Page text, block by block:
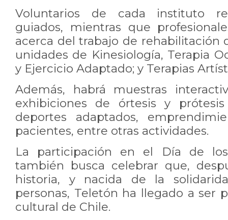
Voluntarios de cada instituto
guiados, mientras que
acerca del trabajo de rehabilitación
unidades de Kinesiología, Terapia
y Ejercicio Adaptado; y Terapias
Además, habrá muestras
exhibiciones de órtesis y
deportes adaptados,
pacientes, entre otras actividades.
La participación en el Día de
también busca celebrar que,
historia, y nacida de la
personas, Teletón ha llegado a ser
cultural de Chile.